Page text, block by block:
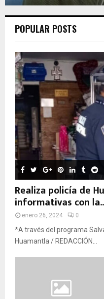
POPULAR POSTS
Realiza policía de
informativas con
enero 26, 2024 0
*A través del programa
Huamantla / REDACCIÓN...